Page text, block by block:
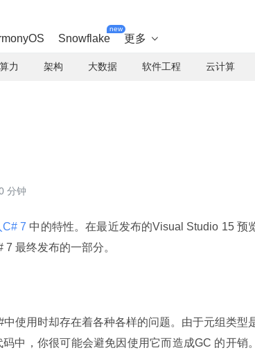
Snowflake
new
更多 
力 架构 大数据 软件工程 云计算
分钟
C# 7 中的特性。在最近发布的Visual Studio 15 预
最终发布的一部分。
中使用时却存在着各种各样的问题。由于元组类型
中，你很可能会避免因使用它而造成GC 的开销